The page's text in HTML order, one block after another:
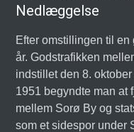
Nedlæggelse
Efter omstillingen til
år. Godstrafikken
indstillet den 8.
1951 begyndte man at
mellem Sorø By og
som et sidespor under